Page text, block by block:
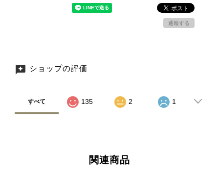
通報する
ショップの評価
すべて 135 2 1
関連商品